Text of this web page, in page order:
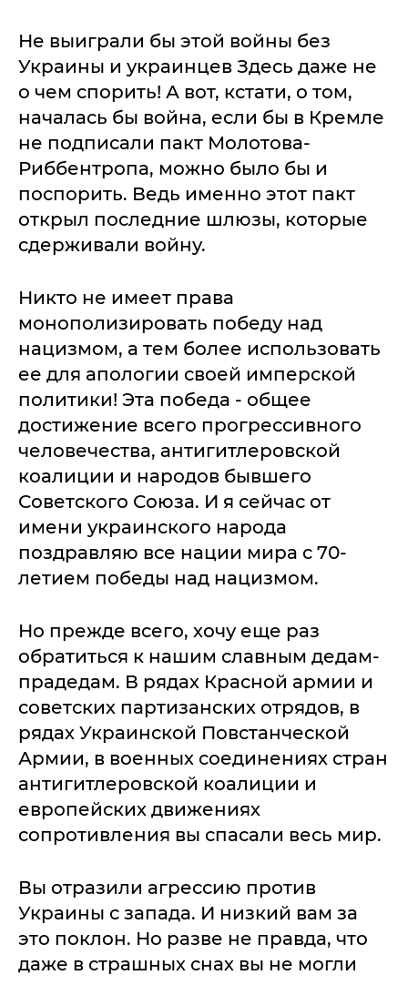
Не выиграли бы этой войны без
Украины и украинцев Здесь даже не
о чем спорить! А вот, кстати, о том,
началась бы война, если бы в Кремле
не подписали пакт Молотова-
Риббентропа, можно было бы и
поспорить. Ведь именно этот пакт
открыл последние шлюзы, которые
сдерживали войну.
Никто не имеет права
монополизировать победу над
нацизмом, а тем более использовать
ее для апологии своей имперской
политики! Эта победа - общее
достижение всего прогрессивного
человечества, антигитлеровской
коалиции и народов бывшего
Советского Союза. И я сейчас от
имени украинского народа
поздравляю все нации мира с 70-
летием победы над нацизмом.
Но прежде всего, хочу еще раз
обратиться к нашим славным дедам-
прадедам. В рядах Красной армии и
советских партизанских отрядов, в
рядах Украинской Повстанческой
Армии, в военных соединениях стран
антигитлеровской коалиции и
европейских движениях
сопротивления вы спасали весь мир.
Вы отразили агрессию против
Украины с запада. И низкий вам за
это поклон. Но разве не правда, что
даже в страшных снах вы не могли